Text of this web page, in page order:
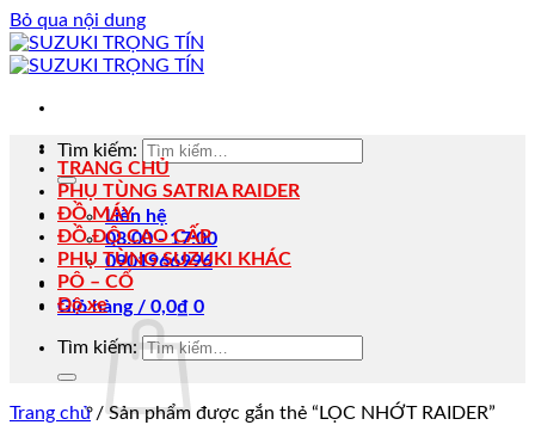
Bỏ qua nội dung
Tìm kiếm:
Liên hệ
08:00 - 17:00
0901966996
Giỏ hàng / 0,0₫ 0
TRANG CHỦ
PHỤ TÙNG SATRIA RAIDER
ĐỒ MÁY
ĐỒ ĐỘ CAO CẤP
PHỤ TÙNG SUZUKI KHÁC
PÔ – CỔ
Độ xe
Tìm kiếm:
Trang chủ /Sản phẩm được gắn thẻ “LỌC NHỚT RAIDER”